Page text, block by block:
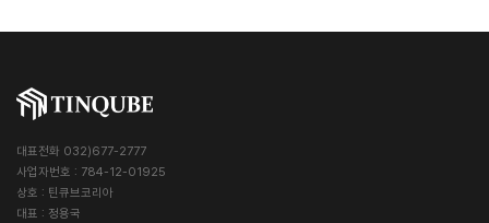
대표전화 032)677-2777
사업자번호 : 784-12-01925
상호 : 틴큐브코리아
대표 : 정용국